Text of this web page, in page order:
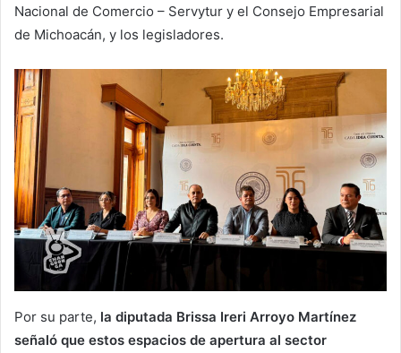
Nacional de Comercio – Servytur y el Consejo Empresarial
de Michoacán, y los legisladores.
Por su parte, la diputada Brissa Ireri Arroyo Martínez
señaló que estos espacios de apertura al sector